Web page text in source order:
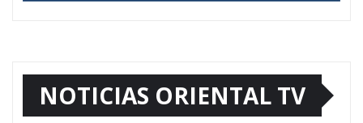
NOTICIAS ORIENTAL TV